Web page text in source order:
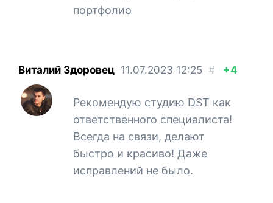
портфолио
Виталий Здоровец 11.07.2023 12:25 # +4
Рекомендую студию DST как
ответственного специалиста!
Всегда на связи, делают
быстро и красиво! Даже
исправлений не было.